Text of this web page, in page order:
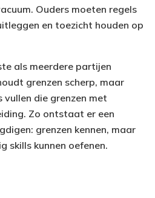
Ouders moeten regels
en toezicht houden op
als meerdere partijen
grenzen scherp, maar
vullen die grenzen met
Zo ontstaat er een
grenzen kennen, maar
skills kunnen oefenen.